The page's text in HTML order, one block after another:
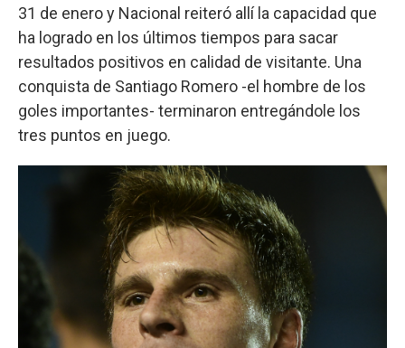
31 de enero y Nacional reiteró allí la capacidad que
ha logrado en los últimos tiempos para sacar
resultados positivos en calidad de visitante. Una
conquista de Santiago Romero -el hombre de los
goles importantes- terminaron entregándole los
tres puntos en juego.